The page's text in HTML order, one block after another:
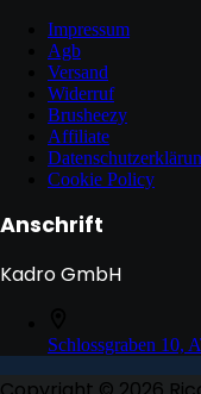
Impressum
Agb
Versand
Widerruf
Brusheezy
Affiliate
Cookie Policy
Anschrift
Kadro GmbH
Schlossgraben 10,